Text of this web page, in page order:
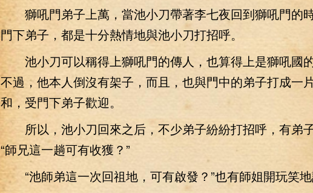
獅吼門弟子上萬，當池小刀帶著李七夜回到獅吼門的
門下弟子，都是十分熱情地與池小刀打招呼。
池小刀可以稱得上獅吼門的傳人，也算得上是獅吼國
不過，他本人倒沒有架子，而且，也與門中的弟子打成一
和，受門下弟子歡迎。
所以，池小刀回來之后，不少弟子紛紛打招呼，有弟
“師兄這一趟可有收獲？”
“池師弟這一次回祖地，可有啟發？”也有師姐開玩笑地